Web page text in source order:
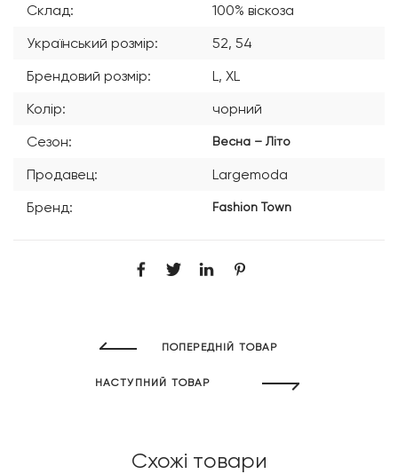
Склад:
100% віскоза
Український розмір:
52, 54
Брендовий розмір:
L, XL
Колір:
чорний
Сезон:
Весна – Літо
Продавец:
Largemoda
Бренд:
Fashion Town
ПОПЕРЕДНІЙ ТОВАР
НАСТУПНИЙ ТОВАР
Схожі товари